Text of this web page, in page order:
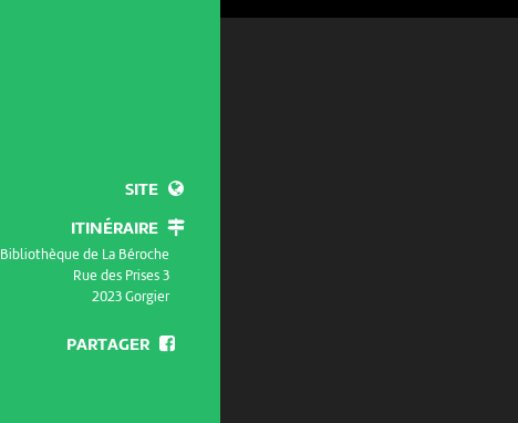
SITE
ITINÉRAIRE
Bibliothèque de La Béroche
Rue des Prises 3
2023 Gorgier
PARTAGER